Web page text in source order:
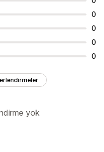
0
0
0
0
yok